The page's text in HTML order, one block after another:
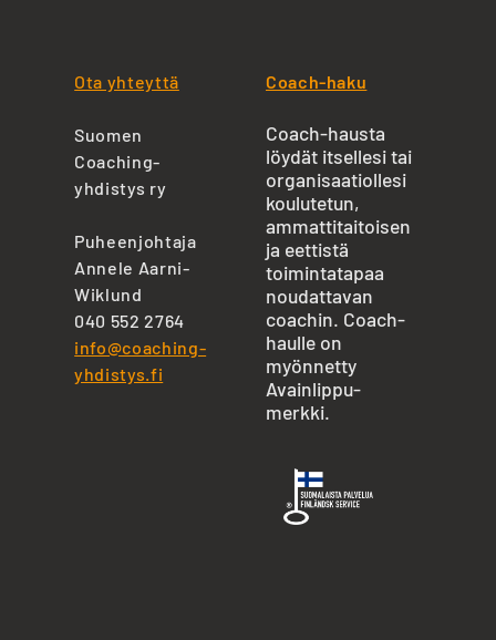
Ota yhteyttä
Suomen
Coaching-
yhdistys ry
Puheenjohtaja
Annele Aarni-
Wiklund
040 552 2764
info@coaching-
yhdistys.fi
Coach-haku
Coach-hausta
löydät itsellesi tai
organisaatiollesi
koulutetun,
ammattitaitoisen
ja eettistä
toimintatapaa
noudattavan
coachin. Coach-
haulle on
myönnetty
Avainlippu-
merkki.